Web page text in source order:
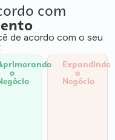
com
de acordo com o seu
o
Expandindo
o
Negócio